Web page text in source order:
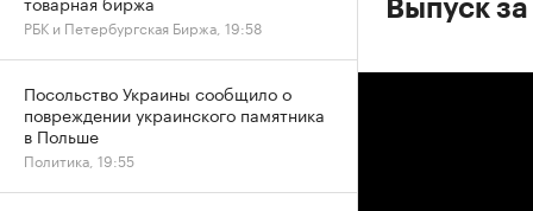
Выпуск
РБК и Петербургская Биржа, 19:58
Посольство Украины сообщило о
повреждении украинского памятника
в Польше
Политика, 19:55